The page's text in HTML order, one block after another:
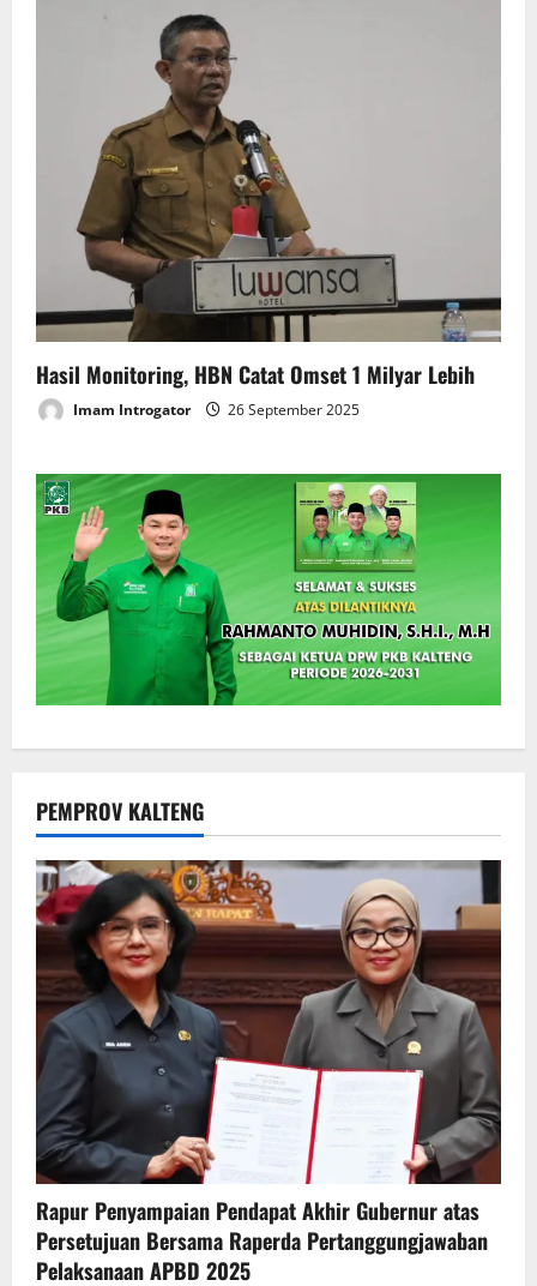
Hasil Monitoring, HBN Catat Omset 1 Milyar Lebih
Imam Introgator 26 September 2025
PEMPROV KALTENG
Rapur Penyampaian Pendapat Akhir Gubernur atas
Persetujuan Bersama Raperda Pertanggungjawaban
Pelaksanaan APBD 2025